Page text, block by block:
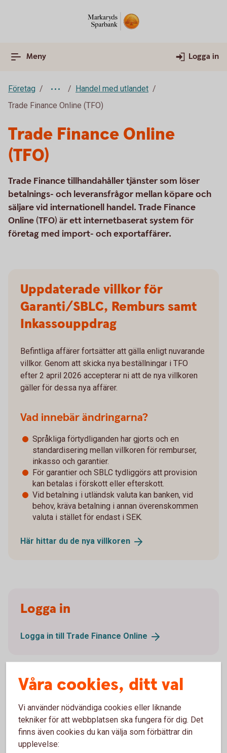
Meny Logga in
Företag
Handel med utlandet
Trade Finance Online (TFO)
Trade Finance Online
(TFO)
Trade Finance tillhandahåller tjänster som löser
betalnings- och leveransfrågor mellan köpare och
säljare vid internationell handel. Trade Finance
Online (TFO) är ett internetbaserat system för
företag med import- och exportaffärer.
Uppdaterade villkor för
Garanti/SBLC, Remburs samt
Inkassouppdrag
Befintliga affärer fortsätter att gälla enligt nuvarande
villkor. Genom att skicka nya beställningar i TFO
efter 2 april 2026 accepterar ni att de nya villkoren
gäller för dessa nya affärer.
Vad innebär ändringarna?
Språkliga förtydliganden har gjorts och en
standardisering mellan villkoren för remburser,
inkasso och garantier.
För garantier och SBLC tydliggörs att provision
kan betalas i förskott eller efterskott.
Vid betalning i utländsk valuta kan banken, vid
behov, kräva betalning i annan överenskommen
valuta i stället för endast i SEK.
Här hittar du de nya villkoren
Logga in
Logga in till Trade Finance Online
Detta får ni med Trade Finance
Online
Ökad tillgänglighet
Våra cookies, ditt val
Vi använder nödvändiga cookies eller liknande
tekniker för att webbplatsen ska fungera för dig. Det
finns även cookies du kan välja som förbättrar din
upplevelse: